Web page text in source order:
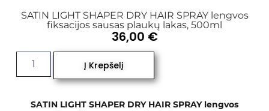
SATIN LIGHT SHAPER DRY HAIR SPRAY lengvos
fiksacijos sausas plaukų lakas, 500ml
SATIN LIGHT SHAPER DRY HAIR SPRAY lengvos
36,00 €
Į Krepšelį